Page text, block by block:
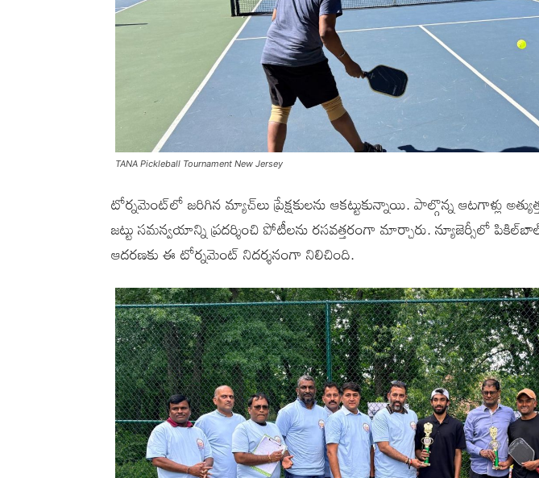
TANA Pickleball Tournament New Jersey
టోర్నమెంట్‌లో జరిగిన మ్యాచ్‌లు ప్రేక్షకులను ఆకట్టుకున్నాయి. పాల్గొన్న ఆటగాళ్లు
జట్టు సమన్వయాన్ని ప్రదర్శించి పోటీలను రసవత్తరంగా మార్చారు. న్యూజెర్సీలో పికిల్‌బాల్
ఆదరణకు ఈ టోర్నమెంట్ నిదర్శనంగా నిలిచింది.